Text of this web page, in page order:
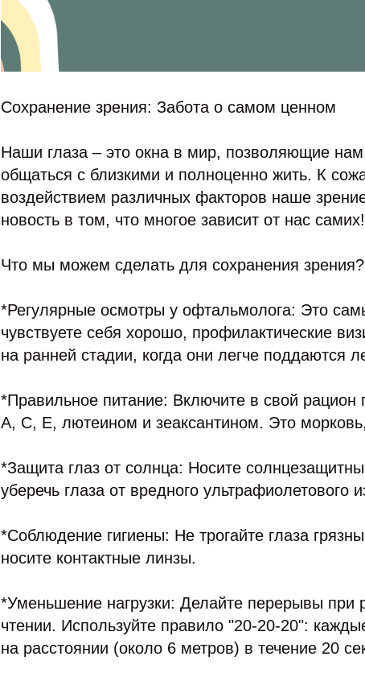
Сохранение зрения: Забота о самом ценном
Наши глаза – это окна в мир, позволяющие нам
общаться с близкими и полноценно жить. К
воздействием различных факторов наше
новость в том, что многое зависит от нас самих!
Что мы можем сделать для сохранения зрения?
*Регулярные осмотры у офтальмолога: Это
чувствуете себя хорошо, профилактические
на ранней стадии, когда они легче поддаются
*Правильное питание: Включите в свой рацион
А, С, Е, лютеином и зеаксантином. Это
*Защита глаз от солнца: Носите
уберечь глаза от вредного ультрафиолетового
*Соблюдение гигиены: Не трогайте глаза
носите контактные линзы.
*Уменьшение нагрузки: Делайте перерывы при
чтении. Используйте правило "20-20-20":
на расстоянии (около 6 метров) в течение 20